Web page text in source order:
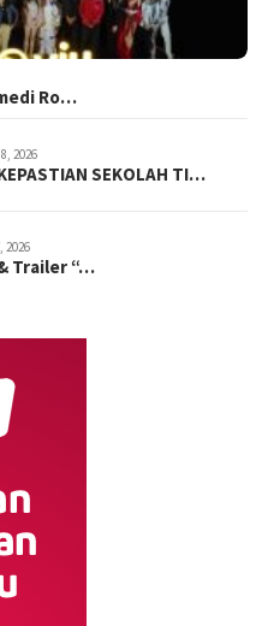
Ro…
2026
SEKOLAH TI…
2026
Trailer “…